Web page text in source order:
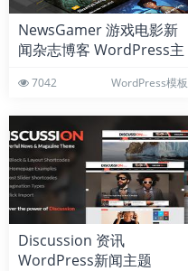
NewsGamer 游戏电影新
闻杂志博客 WordPress主
7042 WordPress模板
Discussion 资讯
WordPress新闻主题